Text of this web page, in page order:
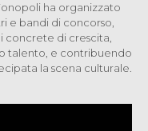
ha organizzato
e bandi di concorso,
concrete di crescita,
talento, e contribuendo
la scena culturale.